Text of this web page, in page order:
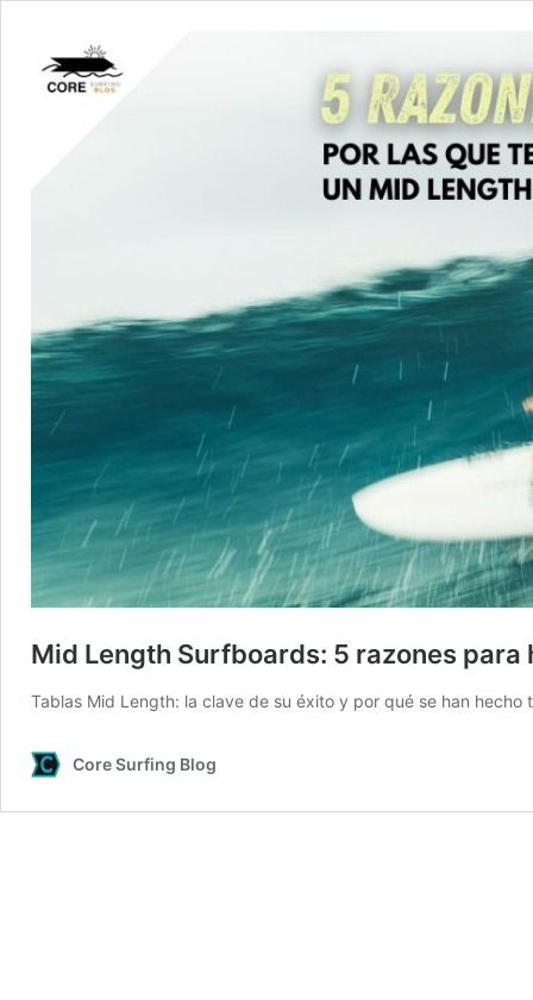
Mid Length Surfboards: 5 razones para
Tablas Mid Length: la clave de su éxito y por qué se han
Core Surfing Blog